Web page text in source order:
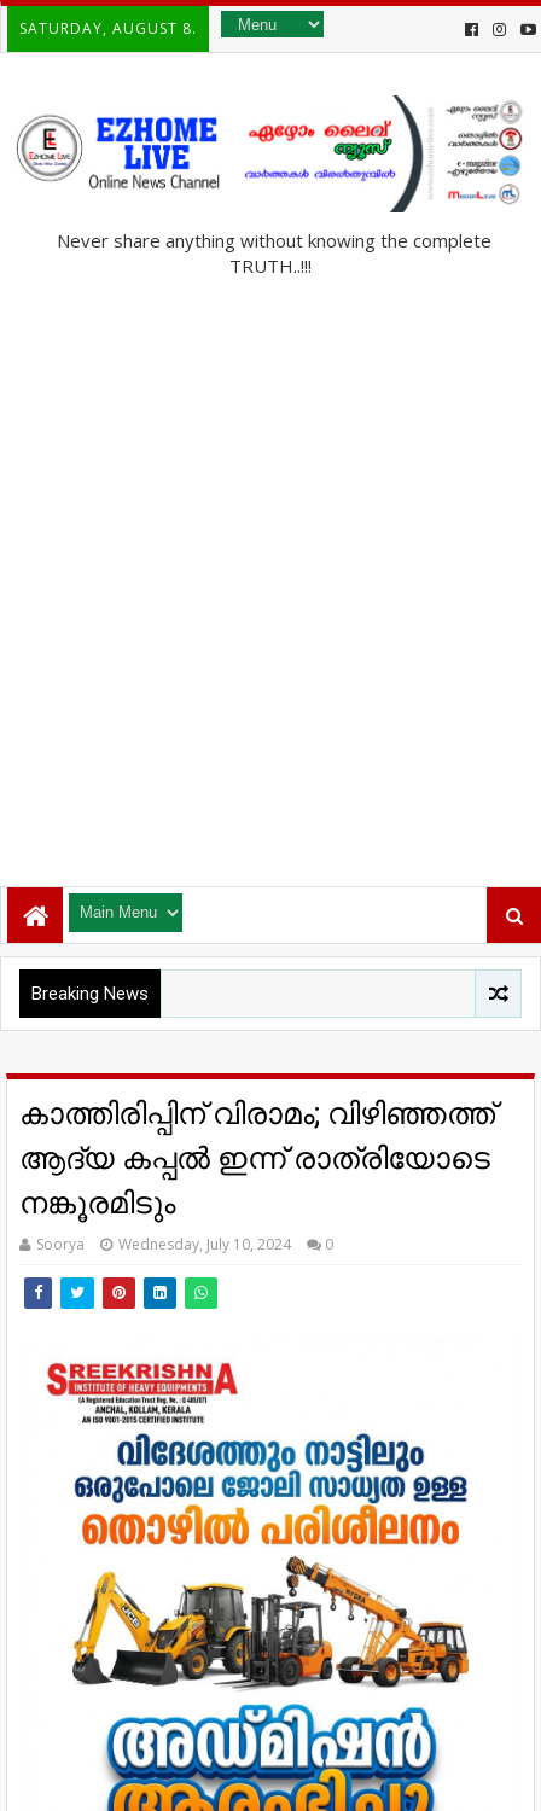
SATURDAY, AUGUST 8.
Never share anything without knowing the complete
TRUTH..!!!
Breaking News
കാത്തിരിപ്പിന് വിരാമം; വിഴിഞ്ഞത്ത്
ആദ്യ കപ്പൽ ഇന്ന് രാത്രിയോടെ
നങ്കൂരമിടും
Soorya Wednesday, July 10, 2024 0